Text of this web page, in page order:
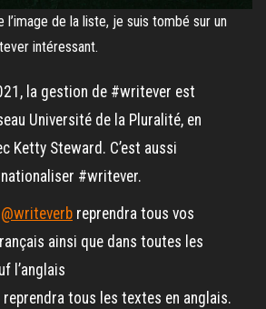
de la liste, je suis tombé sur un
intéressant.
la gestion de #writever est
Université de la Pluralité, en
Ketty Steward. C’est aussi
#writever.
@writeverb reprendra tous vos
ainsi que dans toutes les
l’anglais
reprendra tous les textes en anglais.